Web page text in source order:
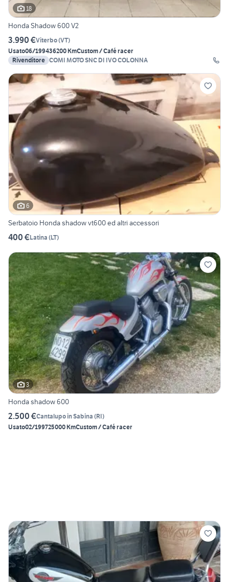
18
Honda Shadow 600 V2
3.990 €Viterbo(VT)
Usato06/199436200 KmCustom / Café racer
Rivenditore COMI MOTO SNC DI IVO COLONNA
6
Serbatoio Honda shadow vt600 ed altri accessori
400 €Latina (LT)
3
Honda shadow 600
2.500 €Cantalupo in Sabina (RI)
Usato02/199725000 KmCustom / Café racer